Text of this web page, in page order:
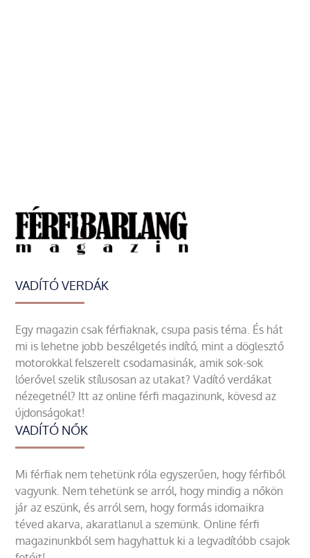
VADÍTÓ VERDÁK
Egy magazin csak férfiaknak, csupa pasis téma. És hát
mi is lehetne jobb beszélgetés indító, mint a döglesztő
motorokkal felszerelt csodamasinák, amik sok-sok
lóerővel szelik stílusosan az utakat? Vadító verdákat
nézegetnél? Itt az online férfi magazinunk, kövesd az
újdonságokat!
VADÍTÓ NŐK
Mi férfiak nem tehetünk róla egyszerűen, hogy férfiből
vagyunk. Nem tehetünk se arról, hogy mindig a nőkön
jár az eszünk, és arról sem, hogy formás idomaikra
téved akarva, akaratlanul a szemünk. Online férfi
magazinunkból sem hagyhattuk ki a legvadítóbb csajok